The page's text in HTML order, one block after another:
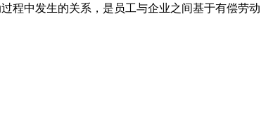
中发生的关系，是员工与企业之间基于有偿劳动